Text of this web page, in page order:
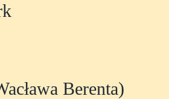
Berenta)